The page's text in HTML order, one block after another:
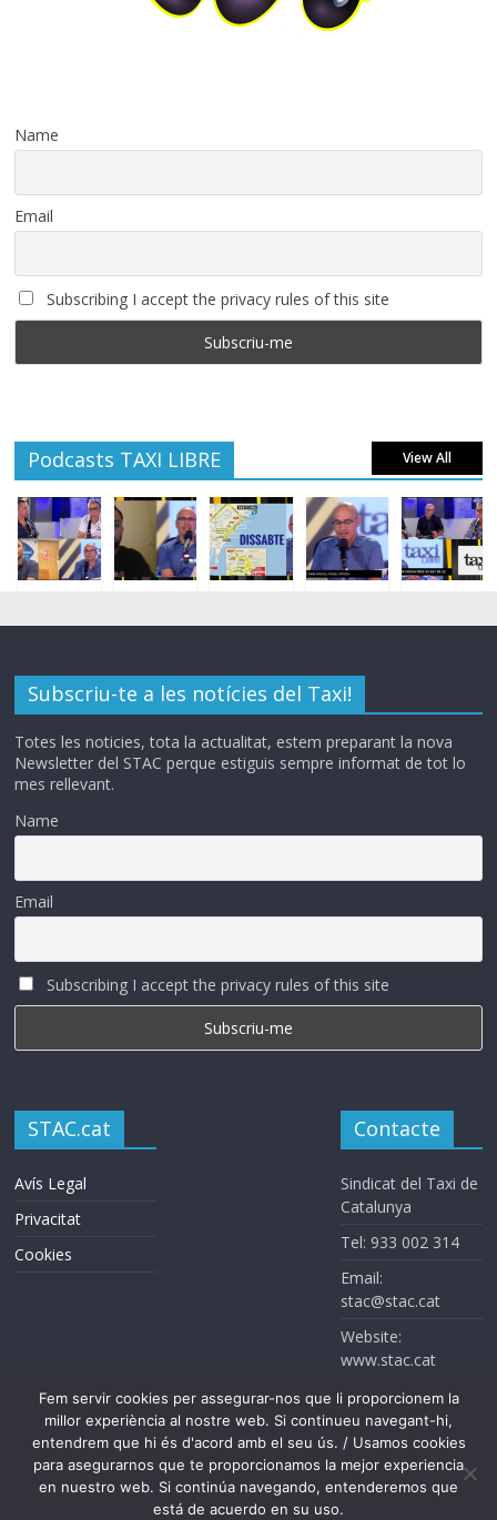
Name
Email
Subscribing I accept the privacy rules of this site
Podcasts TAXI LIBRE View All
Subscriu-te a les notícies del Taxi!
Totes les noticies, tota la actualitat, estem preparant la nova
Newsletter del STAC perque estiguis sempre informat de tot lo
mes rellevant.
Name
Email
Subscribing I accept the privacy rules of this site
STAC.cat
Avís Legal
Privacitat
Cookies
Contacte
Sindicat del Taxi de
Catalunya
Tel: 933 002 314
Email:
stac@stac.cat
Website:
www.stac.cat
Sindicat del Taxi de Catalunya. Todos los derechos reservados
Fem servir cookies per assegurar-nos que li proporcionem la
millor experiència al nostre web. Si continueu navegant-hi,
entendrem que hi és d'acord amb el seu ús. / Usamos cookies
para asegurarnos que te proporcionamos la mejor experiencia
en nuestro web. Si continúa navegando, entenderemos que
está de acuerdo en su uso.